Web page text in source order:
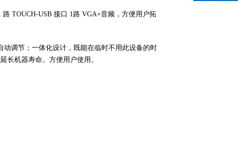
路 TOUCH-USB 接口 1路 VGA+音频，方便用户拓
调节；一体化设计，既能在临时不用此设备的时
长机器寿命。方便用户使用。